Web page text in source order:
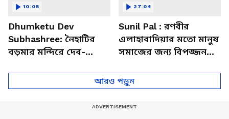
Dhumketu Dev
Subhashree: নৈহাটির
বড়মার মন্দিরে দেব-
10:05
Sunil Pal : রণবীর
এলাহাবাদিয়ার মতো মানুষ
সমাজের জন্য বিপজ্জনক :
27:04
আরও পড়ুন